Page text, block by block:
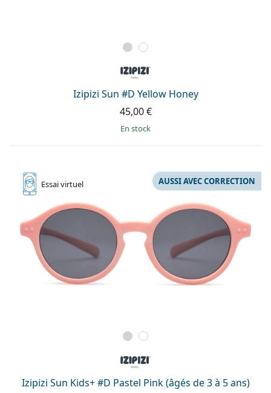
Izipizi Sun #D Yellow Honey
45,00 €
en stock
Essaivirtuel
Izipizi Sun Kids+ #D Pastel Pink (âgés de 3 à 5 ans)
AUSSI AVEC CORRECTION